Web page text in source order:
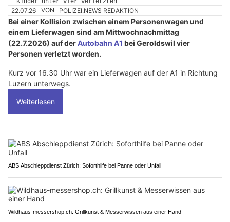
22.07.26 VON POLIZEI.NEWS REDAKTION
Bei einer Kollision zwischen einem Personenwagen und
einem Lieferwagen sind am Mittwochnachmittag
(22.7.2026) auf derAutobahn A1 bei Geroldswil vier
Personen verletzt worden.
Kurz vor 16.30 Uhr war ein Lieferwagen auf der A1 in Richtung
Luzern unterwegs.
Weiterlesen
ABS Abschleppdienst Zürich: Soforthilfe bei Panne oder Unfall
Wildhaus-messershop.ch: Grillkunst & Messerwissen aus einer Hand